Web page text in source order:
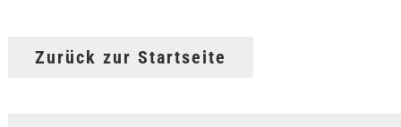
Zurück zur Startseite